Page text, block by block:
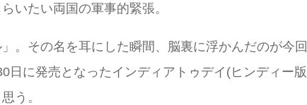
いたい両国の軍事的緊張。
。その名を耳にした瞬間、脳裏に浮かんだのが今
に発売となったインディアトゥデイ(ヒンディー
う。